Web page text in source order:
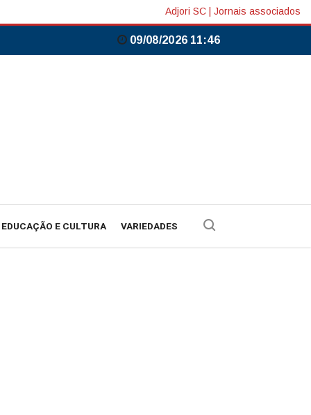
Adjori SC Jornais associados
09/08/2026 11:46
EDUCAÇÃO E CULTURA VARIEDADES